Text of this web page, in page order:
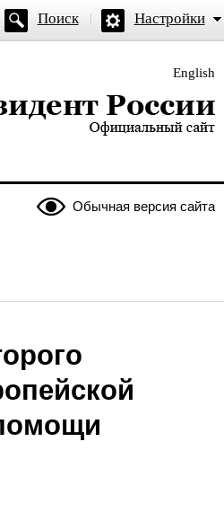
Поиск Настройки
English
— официальный сайт
Обычная версия сайта